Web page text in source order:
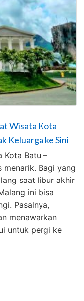
Wisata Kota
Keluarga ke Sini
Kota Batu –
menarik. Bagi yang
saat libur akhir
ini bisa
Pasalnya,
menawarkan
untuk pergi ke